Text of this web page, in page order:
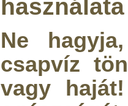
Ne
csapvíz
vagy